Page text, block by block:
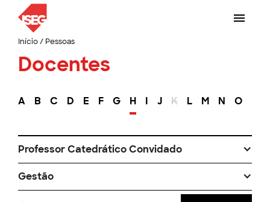
Início/ Pessoas
Docentes
A B C D E F G H I J K L M N O
Professor Catedrático Convidado
Gestão